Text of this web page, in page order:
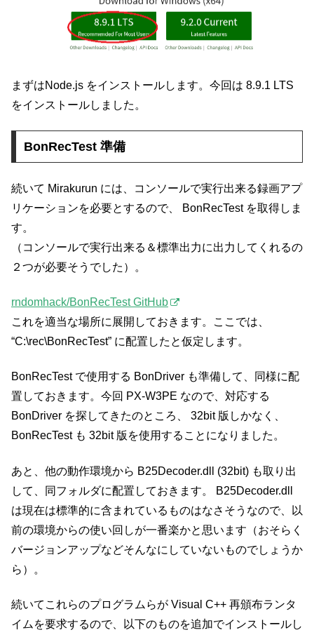
まずはNode.js をインストールします。今回は 8.9.1 LTS
をインストールしました。
BonRecTest 準備
続いて Mirakurun には、コンソールで実行出来る録画アプ
リケーションを必要とするので、 BonRecTest を取得しま
す。
（コンソールで実行出来る＆標準出力に出力してくれるの
２つが必要そうでした）。
rndomhack/BonRecTest GitHub
これを適当な場所に展開しておきます。ここでは、
“C:\rec\BonRecTest” に配置したと仮定します。
BonRecTest で使用する BonDriver も準備して、同様に配
置しておきます。今回 PX-W3PE なので、対応する
BonDriver を探してきたのところ、 32bit 版しかなく、
BonRecTest も 32bit 版を使用することになりました。
あと、他の動作環境から B25Decoder.dll (32bit) も取り出
して、同フォルダに配置しておきます。 B25Decoder.dll
は現在は標準的に含まれているものはなさそうなので、以
前の環境からの使い回しが一番楽かと思います（おそらく
バージョンアップなどそんなにしていないものでしょうか
ら）。
続いてこれらのプログラムらが Visual C++ 再頒布ランタ
イムを要求するので、以下のものを追加でインストールし